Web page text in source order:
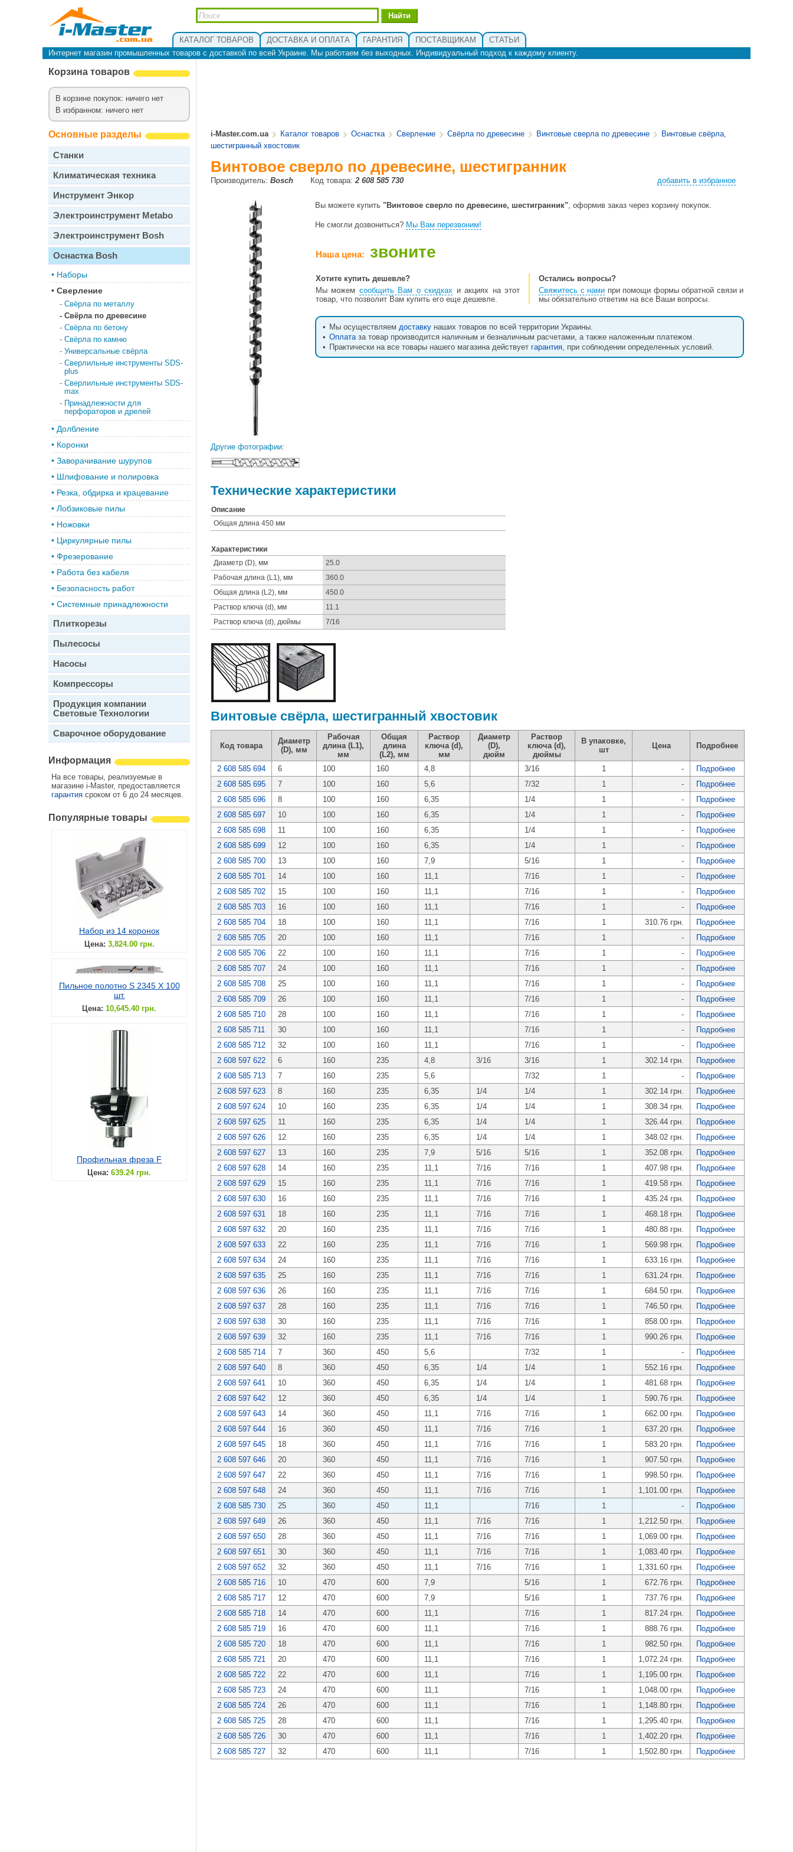
КАТАЛОГ ТОВАРОВ ДОСТАВКА И ОПЛАТА ГАРАНТИЯ ПОСТАВЩИКАМ
СТАТЬИ
Интернет магазин промышленных товаров с доставкой по всей Украине. Мы работаем без выходных. Индивидуальный подход к каждому клиенту.
Корзина товаров
В корзине покупок: ничего нет
В избранном: ничего нет
Основные разделы
Станки
Климатическая техника
Инструмент Энкор
Электроинструмент Metabo
Электроинструмент Bosh
Оснастка Bosh
• Наборы
• Сверление
- Свёрла по металлу
- Свёрла по древесине
- Свёрла по бетону
- Свёрла по камню
- Универсальные свёрла
- Сверлильные инструменты SDS-
plus
- Сверлильные инструменты SDS-
max
- Принадлежности для
перфораторов и дрелей
• Долбление
• Коронки
• Заворачивание шурупов
• Шлифование и полировка
• Резка, обдирка и крацевание
• Лобзиковые пилы
• Ножовки
• Циркулярные пилы
• Фрезерование
• Работа без кабеля
• Безопасность работ
• Системные принадлежности
Плиткорезы
Пылесосы
Насосы
Компрессоры
Продукция компании
Световые Технологии
Сварочное оборудование
Информация
На все товары, реализуемые в
магазине i-Master, предоставляется
гарантия сроком от 6 до 24 месяцев.
Популярные товары
Набор из 14 коронок
Цена: 3,824.00 грн.
Пильное полотно S 2345 X 100
шт.
Цена: 10,645.40 грн.
Профильная фреза F
Цена: 639.24 грн.
i-Master.com.ua Каталог товаров Оснастка Сверление Свёрла по древесине Винтовые свeрла по древесине
Винтовые свёрла,
шестигранный хвостовик
Винтовое сверло по древесине, шестигранник
Производитель: Bosch Код товара: 2 608 585 730 добавить в избранное
Вы можете купить "Винтовое сверло по древесине, шестигранник", оформив заказ через корзину покупок.
Не смогли дозвониться? Мы Вам перезвоним!
Наша цена: звоните
Хотите купить дешевле?
Мы можем сообщить Вам о скидках и акциях на этот
товар, что позволит Вам купить его еще дешевле.
Остались вопросы?
Свяжитесь с нами при помощи формы обратной связи и
мы обязательно ответим на все Ваши вопросы.
• Мы осуществляем доставку наших товаров по всей территории Украины.
• Оплатаза товар производится наличным и безналичным расчетами, а также наложенным платежом.
• Практически на все товары нашего магазина действует гарантия, при соблюдении определенных условий.
Другие фотографии:
Технические характеристики
Описание
Общая длина 450 мм
Характеристики
Диаметр (D), мм
25.0
Рабочая длина (L1), мм
360.0
Общая длина (L2), мм
450.0
Раствор ключа (d), мм
11.1
Раствор ключа (d), дюймы
7/16
Винтовые свёрла, шестигранный хвостовик
Код товара
Диаметр
(D), мм
Рабочая
длина (L1),
мм
Общая
длина
(L2), мм
Раствор
ключа (d),
мм
Диаметр
(D),
дюйм
Раствор
ключа (d),
дюймы
В упаковке,
шт
Цена Подробнее
2 608 585 694 6 100 160 4,8 3/16 1 -
Подробнее
2 608 585 695
7 100 160 5,6 7/32 1 -
Подробнее
2 608 585 696
8 100 160 6,35 1/4 1 -
Подробнее
2 608 585 697
10 100 160 6,35 1/4 1 -
Подробнее
2 608 585 698
11 100 160 6,35 1/4 1 -
Подробнее
2 608 585 699
12 100 160 6,35 1/4 1 -
Подробнее
2 608 585 700
13 100 160 7,9 5/16 1 -
Подробнее
2 608 585 701
14 100 160 11,1 7/16 1 -
Подробнее
2 608 585 702
15 100 160 11,1 7/16 1 -
Подробнее
2 608 585 703
16 100 160 11,1 7/16 1 -
Подробнее
2 608 585 704
18 100 160 11,1 7/16 1 310.76 грн.
Подробнее
2 608 585 705
20 100 160 11,1 7/16 1 -
Подробнее
2 608 585 706
22 100 160 11,1 7/16 1 -
Подробнее
2 608 585 707
24 100 160 11,1 7/16 1 -
Подробнее
2 608 585 708
25 100 160 11,1 7/16 1 -
Подробнее
2 608 585 709
26 100 160 11,1 7/16 1 -
Подробнее
2 608 585 710
28 100 160 11,1 7/16 1 -
Подробнее
2 608 585 711
30 100 160 11,1 7/16 1 -
Подробнее
2 608 585 712
32 100 160 11,1 7/16 1 -
Подробнее
2 608 597 622
6 160 235 4,8 3/16 3/16 1 302.14 грн.
Подробнее
2 608 585 713
7 160 235 5,6 7/32 1 -
Подробнее
2 608 597 623
8 160 235 6,35 1/4 1/4 1 302.14 грн.
Подробнее
2 608 597 624
10 160 235 6,35 1/4 1/4 1 308.34 грн.
Подробнее
2 608 597 625
11 160 235 6,35 1/4 1/4 1 326.44 грн.
Подробнее
2 608 597 626
12 160 235 6,35 1/4 1/4 1 348.02 грн.
Подробнее
2 608 597 627
13 160 235 7,9 5/16 5/16 1 352.08 грн.
Подробнее
2 608 597 628
14 160 235 11,1 7/16 7/16 1 407.98 грн.
Подробнее
2 608 597 629
15 160 235 11,1 7/16 7/16 1 419.58 грн.
Подробнее
2 608 597 630
16 160 235 11,1 7/16 7/16 1 435.24 грн.
Подробнее
2 608 597 631
18 160 235 11,1 7/16 7/16 1 468.18 грн.
Подробнее
2 608 597 632
20 160 235 11,1 7/16 7/16 1 480.88 грн.
Подробнее
2 608 597 633
22 160 235 11,1 7/16 7/16 1 569.98 грн.
Подробнее
2 608 597 634
24 160 235 11,1 7/16 7/16 1 633.16 грн.
Подробнее
2 608 597 635
25 160 235 11,1 7/16 7/16 1 631.24 грн.
Подробнее
2 608 597 636
26 160 235 11,1 7/16 7/16 1 684.50 грн.
Подробнее
2 608 597 637
28 160 235 11,1 7/16 7/16 1 746.50 грн.
Подробнее
2 608 597 638
30 160 235 11,1 7/16 7/16 1 858.00 грн.
Подробнее
2 608 597 639
32 160 235 11,1 7/16 7/16 1 990.26 грн.
Подробнее
2 608 585 714
7 360 450 5,6 7/32 1 -
Подробнее
2 608 597 640
8 360 450 6,35 1/4 1/4 1 552.16 грн.
Подробнее
2 608 597 641
10 360 450 6,35 1/4 1/4 1 481.68 грн.
Подробнее
2 608 597 642
12 360 450 6,35 1/4 1/4 1 590.76 грн.
Подробнее
2 608 597 643
14 360 450 11,1 7/16 7/16 1 662.00 грн.
Подробнее
2 608 597 644
16 360 450 11,1 7/16 7/16 1 637.20 грн.
Подробнее
2 608 597 645
18 360 450 11,1 7/16 7/16 1 583.20 грн.
Подробнее
2 608 597 646
20 360 450 11,1 7/16 7/16 1 907.50 грн.
Подробнее
2 608 597 647
22 360 450 11,1 7/16 7/16 1 998.50 грн.
Подробнее
2 608 597 648
24 360 450 11,1 7/16 7/16 1 1,101.00 грн.
Подробнее
2 608 585 730
25 360 450 11,1 7/16 1 -
Подробнее
2 608 597 649
26 360 450 11,1 7/16 7/16 1 1,212.50 грн.
Подробнее
2 608 597 650
28 360 450 11,1 7/16 7/16 1 1,069.00 грн.
Подробнее
2 608 597 651
30 360 450 11,1 7/16 7/16 1 1,083.40 грн.
Подробнее
2 608 597 652
32 360 450 11,1 7/16 7/16 1 1,331.60 грн.
Подробнее
2 608 585 716
10 470 600 7,9 5/16 1 672.76 грн.
Подробнее
2 608 585 717
12 470 600 7,9 5/16 1 737.76 грн.
Подробнее
2 608 585 718
14 470 600 11,1 7/16 1 817.24 грн.
Подробнее
2 608 585 719
16 470 600 11,1 7/16 1 888.76 грн.
Подробнее
2 608 585 720
18 470 600 11,1 7/16 1 982.50 грн.
Подробнее
2 608 585 721
20 470 600 11,1 7/16 1 1,072.24 грн.
Подробнее
2 608 585 722
22 470 600 11,1 7/16 1 1,195.00 грн.
Подробнее
2 608 585 723
24 470 600 11,1 7/16 1 1,048.00 грн.
Подробнее
2 608 585 724
26 470 600 11,1 7/16 1 1,148.80 грн.
Подробнее
2 608 585 725
28 470 600 11,1 7/16 1 1,295.40 грн.
Подробнее
2 608 585 726
30 470 600 11,1 7/16 1 1,402.20 грн.
Подробнее
2 608 585 727
32 470 600 11,1 7/16 1 1,502.80 грн. Подробнее